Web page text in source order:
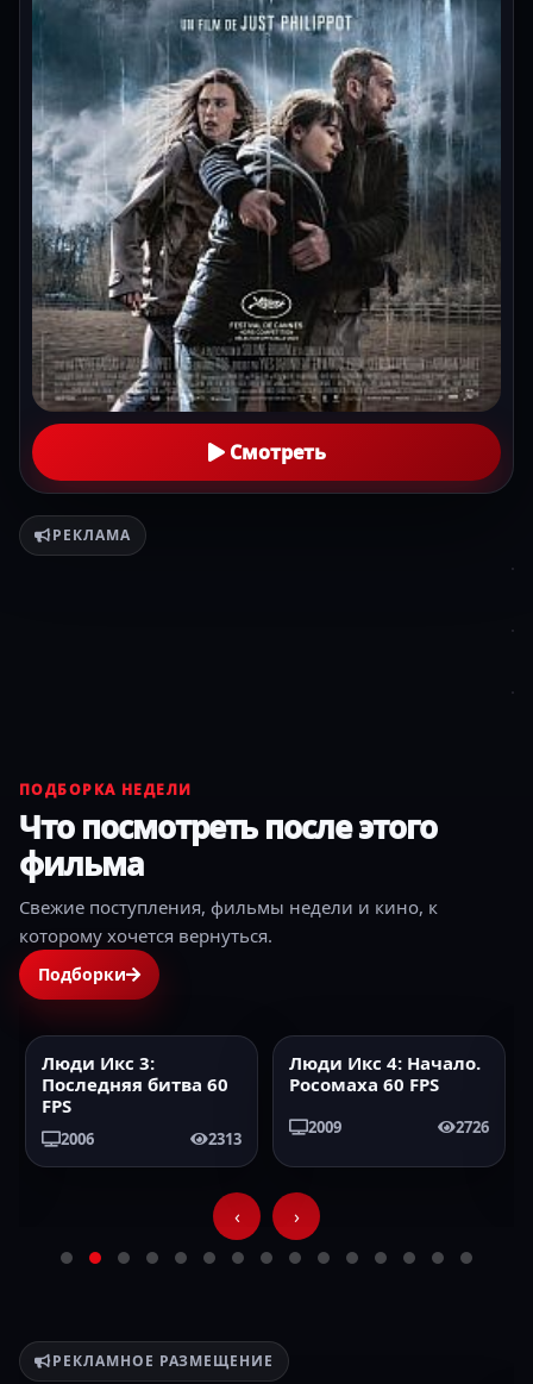
Смотреть
РЕКЛАМА
ПОДБОРКА НЕДЕЛИ
Что посмотреть после этого
фильма
Свежие поступления, фильмы недели и кино, к
которому хочется вернуться.
Подборки
2006 60FPS
Люди Икс 3:
Последняя битва 60
FPS
2006 2313
2009 60FPS
Люди Икс 4: Начало.
Росомаха 60 FPS
2009 2726
‹ ›
РЕКЛАМНОЕ РАЗМЕЩЕНИЕ